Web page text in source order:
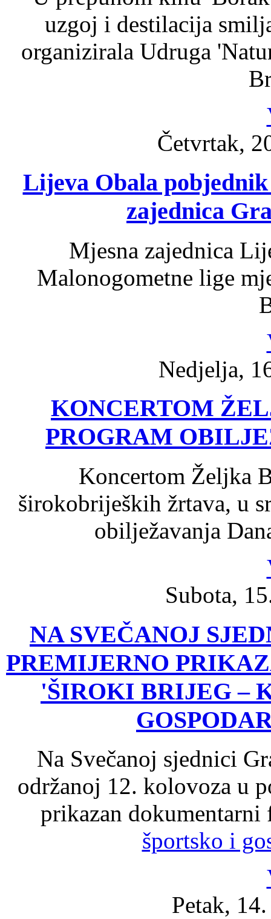
uzgoj i destilacija
organizirala Udruga
Četvrtak,
Lijeva Obala
zajednica
Mjesna zajednica
Malonogometne lige
Nedjelja,
KONCERTOM
PROGRAM
Koncertom Željka
širokobrijeških žrtava, u
obilježavanja
Subota,
NA SVEČANOJ
PREMIJERNO
'ŠIROKI BRIJEG –
Na Svečanoj sjednici
održanoj 12. kolovoza u
prikazan
športsko i
Petak,